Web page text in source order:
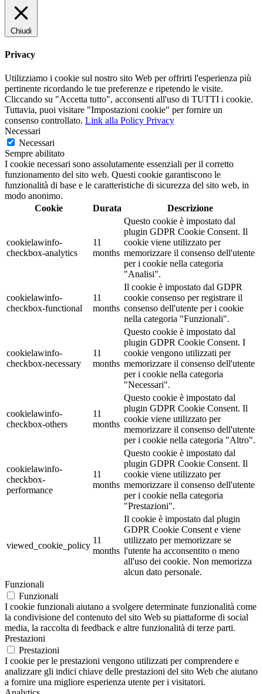
Chiudi
Privacy
Utilizziamo i cookie sul nostro sito Web per offrirti l'esperienza più
pertinente ricordando le tue preferenze e ripetendo le visite.
Cliccando su "Accetta tutto", acconsenti all'uso di TUTTI i cookie.
Tuttavia, puoi visitare "Impostazioni cookie" per fornire un
consenso controllato. Link alla Policy Privacy
Necessari
Necessari
Sempre abilitato
I cookie necessari sono assolutamente essenziali per il corretto
funzionamento del sito web. Questi cookie garantiscono le
funzionalità di base e le caratteristiche di sicurezza del sito web, in
modo anonimo.
Cookie
Durata Descrizione
cookielawinfo-
checkbox-analytics
11
months
Questo cookie è impostato dal
plugin GDPR Cookie Consent. Il
cookie viene utilizzato per
memorizzare il consenso dell'utente
per i cookie nella categoria
"Analisi".
cookielawinfo-
checkbox-functional
11
months
Il cookie è impostato dal GDPR
cookie consenso per registrare il
consenso dell'utente per i cookie
nella categoria "Funzionali".
cookielawinfo-
checkbox-necessary
11
months
Questo cookie è impostato dal
plugin GDPR Cookie Consent. I
cookie vengono utilizzati per
memorizzare il consenso dell'utente
per i cookie nella categoria
"Necessari".
cookielawinfo-
checkbox-others
11
months
Questo cookie è impostato dal
plugin GDPR Cookie Consent. Il
cookie viene utilizzato per
memorizzare il consenso dell'utente
per i cookie nella categoria "Altro".
cookielawinfo-
checkbox-
performance
11
months
Questo cookie è impostato dal
plugin GDPR Cookie Consent. Il
cookie viene utilizzato per
memorizzare il consenso dell'utente
per i cookie nella categoria
"Prestazioni".
viewed_cookie_policy
11
months
Il cookie è impostato dal plugin
GDPR Cookie Consent e viene
utilizzato per memorizzare se
l'utente ha acconsentito o meno
all'uso dei cookie. Non memorizza
alcun dato personale.
Funzionali
Funzionali
I cookie funzionali aiutano a svolgere determinate funzionalità come
la condivisione del contenuto del sito Web su piattaforme di social
media, la raccolta di feedback e altre funzionalità di terze parti.
Prestazioni
Prestazioni
I cookie per le prestazioni vengono utilizzati per comprendere e
analizzare gli indici chiave delle prestazioni del sito Web che aiutano
a fornire una migliore esperienza utente per i visitatori.